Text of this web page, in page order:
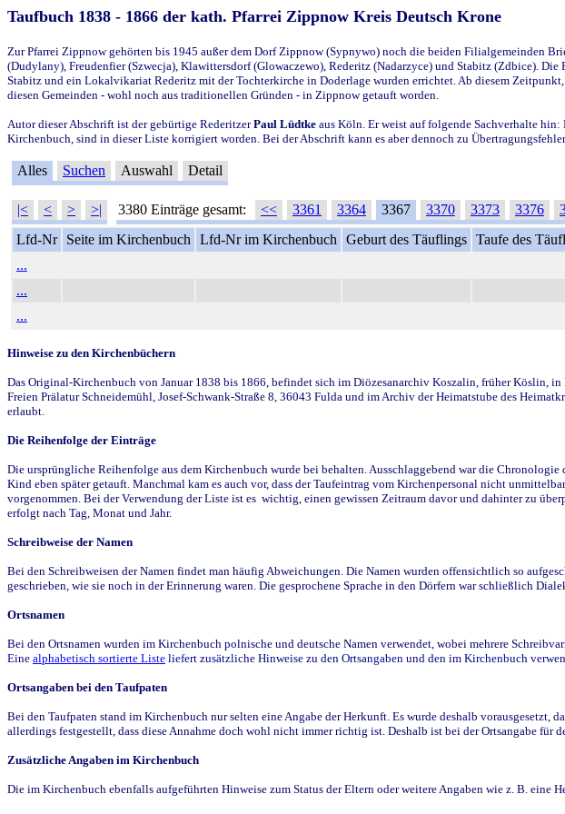
Taufbuch 1838 - 1866 der kath. Pfarrei Zippnow Kreis Deutsch Krone
Zur Pfarrei Zippnow gehörten bis 1945 außer dem Dorf Zippnow (Sypnywo) noch die beiden Filialgemeinden
(Dudylany), Freudenfier (Szwecja), Klawittersdorf (Glowaczewo), Rederitz (Nadarzyce) und Stabitz (Zdbice).
Stabitz und ein Lokalvikariat Rederitz mit der Tochterkirche in Doderlage wurden errichtet. Ab diesem
diesen Gemeinden - wohl noch aus traditionellen Gründen - in Zippnow getauft worden.
Autor dieser Abschrift ist der gebürtige RederitzerPaul Lüdtke aus Köln. Er weist auf folgende Sachverhalte
Kirchenbuch, sind in dieser Liste korrigiert worden. Bei der Abschrift kann es aber dennoch zu
Alles Suchen Auswahl Detail
|< < > >| 3380 Einträge gesamt: << 3361 3364 3367 3370 3373 3376
Lfd-Nr
Seite im Kirchenbuch Lfd-Nr im Kirchenbuch Geburt des Täuflings Taufe des
...
...
...
Hinweise zu den Kirchenbüchern
Das Original-Kirchenbuch von Januar 1838 bis 1866, befindet sich im Diözesanarchiv Koszalin, früher Köslin,
Freien Prälatur Schneidemühl, Josef-Schwank-Straße 8, 36043 Fulda und im Archiv der Heimatstube des
erlaubt.
Die Reihenfolge der Einträge
Die ursprüngliche Reihenfolge aus dem Kirchenbuch wurde bei behalten. Ausschlaggebend war die
Kind eben später getauft. Manchmal kam es auch vor, dass der Taufeintrag vom Kirchenpersonal nicht
vorgenommen. Bei der Verwendung der Liste ist es wichtig, einen gewissen Zeitraum davor und dahinter zu
erfolgt nach Tag, Monat und Jahr.
Schreibweise der Namen
Bei den Schreibweisen der Namen findet man häufig Abweichungen. Die Namen wurden offensichtlich so
geschrieben, wie sie noch in der Erinnerung waren. Die gesprochene Sprache in den Dörfern war schließlich
Ortsnamen
Bei den Ortsnamen wurden im Kirchenbuch polnische und deutsche Namen verwendet, wobei mehrere
Eine alphabetisch sortierte Liste liefert zusätzliche Hinweise zu den Ortsangaben und den im Kirchenbuch
Ortsangaben bei den Taufpaten
Bei den Taufpaten stand im Kirchenbuch nur selten eine Angabe der Herkunft. Es wurde deshalb
allerdings festgestellt, dass diese Annahme doch wohl nicht immer richtig ist. Deshalb ist bei der Ortsangabe für
Zusätzliche Angaben im Kirchenbuch
Die im Kirchenbuch ebenfalls aufgeführten Hinweise zum Status der Eltern oder weitere Angaben wie z. B. eine